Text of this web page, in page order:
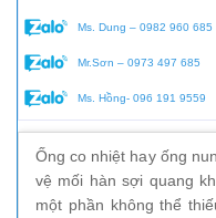
Ms. Dung – 0982 960 685
Mr.Sơn – 0973 497 685
Ms. Hồng- 096 191 9559
Ống co nhiệt hay ống
vệ mối hàn sợi quang
một phần không thể